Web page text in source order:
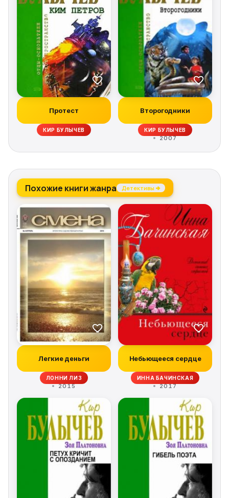
Протест
КИР БУЛЫЧЕВ
Второгодники
КИР БУЛЫЧЕВ
2007
Похожие книги жанра Детективы →
Легкие деньги
ЛОННИ ЛИЗ
2015
Небьющееся сердце
ИННА БАЧИНСКАЯ
2017